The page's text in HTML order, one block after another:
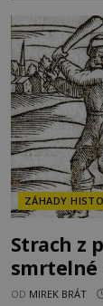
údajného
štíhlé
ZÁHADY
Strach z
smrtelné
OD MIREK BRÁT